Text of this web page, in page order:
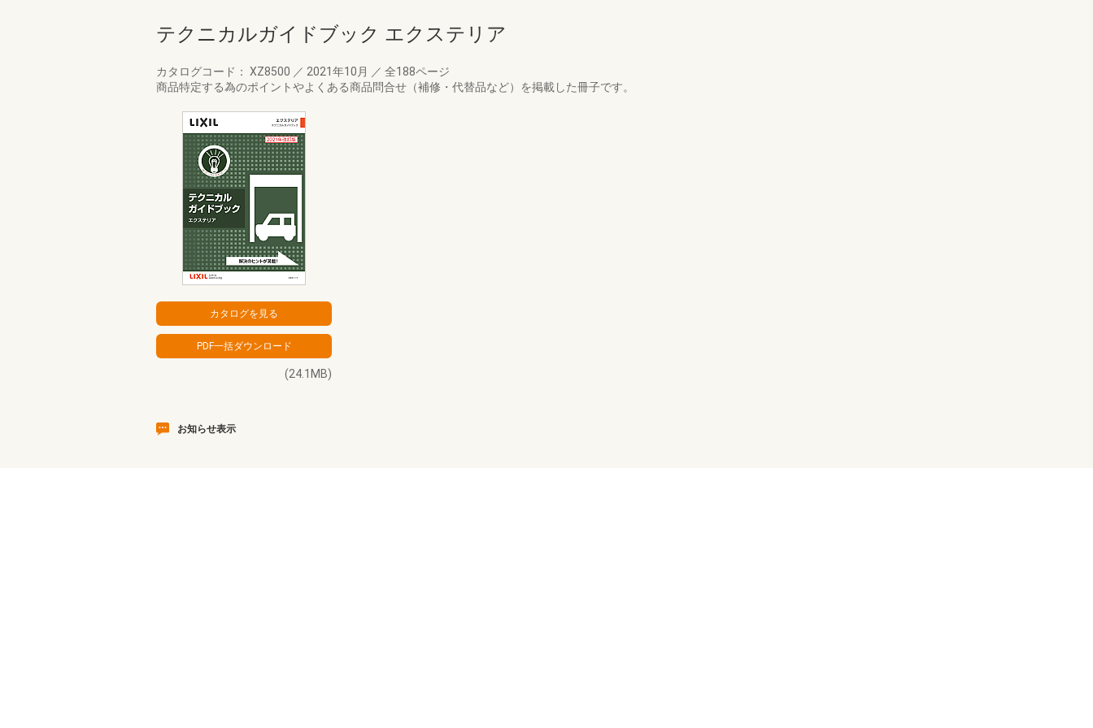
テクニカルガイドブック エクステリア
カタログコード： XZ8500 ／ 2021年10月 ／ 全188ページ
商品特定する為のポイントやよくある商品問合せ（補修・代替品など）を掲載した冊子です。
(24.1MB)
お知らせ表示